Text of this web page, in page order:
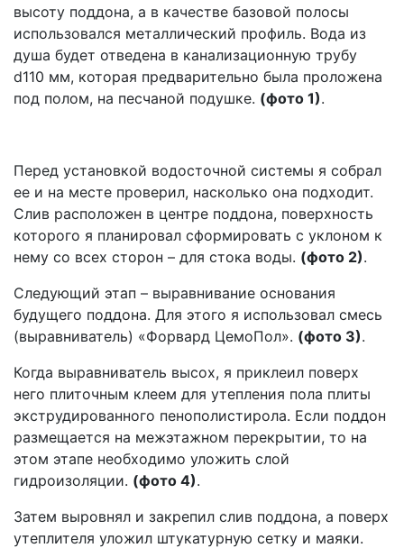
высоту поддона, а в качестве базовой полосы
использовался металлический профиль. Вода из
душа будет отведена в канализационную трубу
d110 мм, которая предварительно была проложена
под полом, на песчаной подушке. (фото 1).
Перед установкой водосточной системы я собрал
ее и на месте проверил, насколько она подходит.
Слив расположен в центре поддона, поверхность
которого я планировал сформировать с уклоном к
нему со всех сторон – для стока воды. (фото 2).
Следующий этап – выравнивание основания
будущего поддона. Для этого я использовал смесь
(выравниватель) «Форвард ЦемоПол». (фото 3).
Когда выравниватель высох, я приклеил поверх
него плиточным клеем для утепления пола плиты
экструдированного пенополистирола. Если поддон
размещается на межэтажном перекрытии, то на
этом этапе необходимо уложить слой
гидроизоляции. (фото 4).
Затем выровнял и закрепил слив поддона, а поверх
утеплителя уложил штукатурную сетку и маяки.